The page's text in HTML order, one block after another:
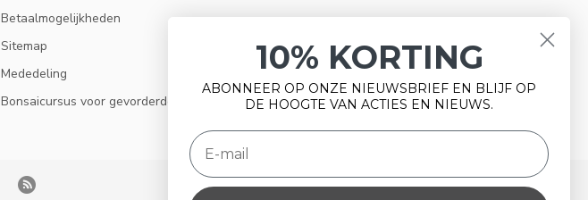
Betaalmogelijkheden
Sitemap
Mededeling
Bonsaicursus voor gevorderden
10% KORTING
ABONNEER OP ONZE NIEUWSBRIEF EN BLIJF OP
DE HOOGTE VAN ACTIES EN NIEUWS.